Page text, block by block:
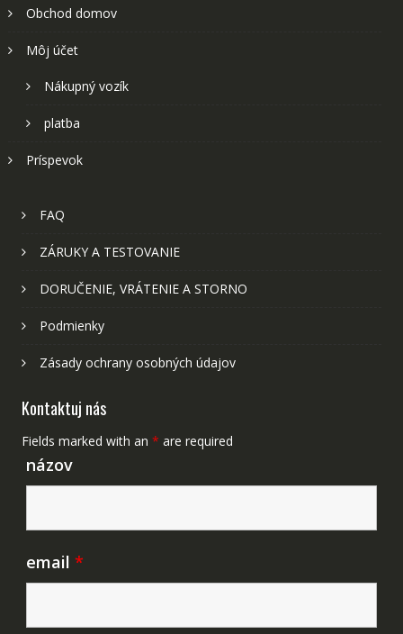
Obchod domov
Môj účet
Nákupný vozík
platba
Príspevok
FAQ
ZÁRUKY A TESTOVANIE
DORUČENIE, VRÁTENIE A STORNO
Podmienky
Zásady ochrany osobných údajov
Kontaktuj nás
Fields marked with an * are required
názov
email *